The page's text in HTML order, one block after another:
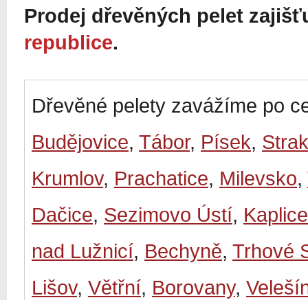
Prodej dřevěných pelet
republice.
Dřevěné pelety zavážíme po
Budějovice, Tábor, Písek,
Krumlov, Prachatice, Milevsko,
Dačice, Sezimovo Ústí, Kaplice
nad Lužnicí, Bechyně, Trhové
Lišov, Větřní, Borovany,